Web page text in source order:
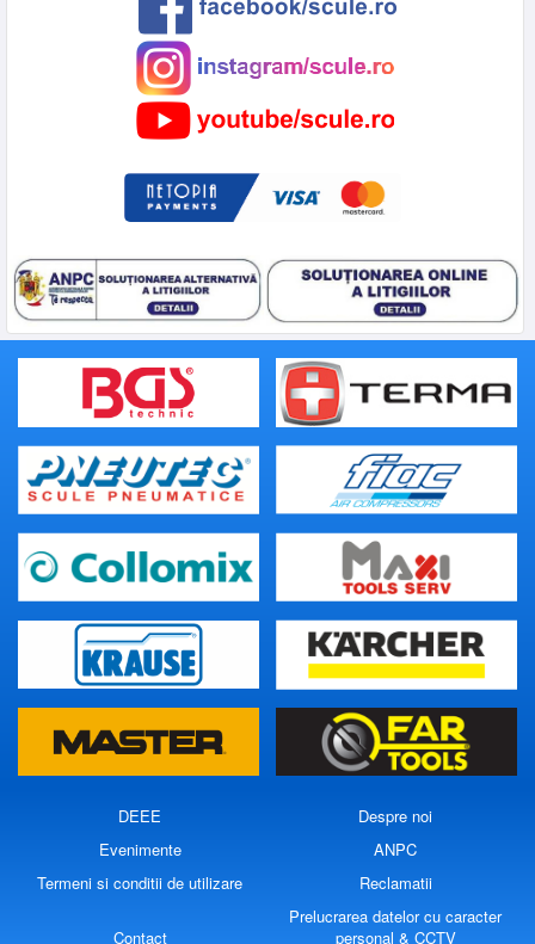
DEEE
Despre noi
Evenimente
ANPC
Termeni si conditii de utilizare
Reclamatii
Contact
Prelucrarea datelor cu caracter
personal & CCTV